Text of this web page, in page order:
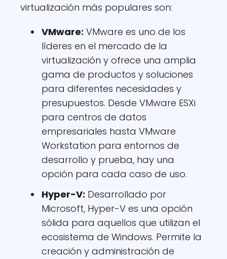
virtualización más populares son:
VMware: VMware es uno de los
líderes en el mercado de la
virtualización y ofrece una amplia
gama de productos y soluciones
para diferentes necesidades y
presupuestos. Desde VMware ESXi
para centros de datos
empresariales hasta VMware
Workstation para entornos de
desarrollo y prueba, hay una
opción para cada caso de uso.
Hyper-V: Desarrollado por
Microsoft, Hyper-V es una opción
sólida para aquellos que utilizan el
ecosistema de Windows. Permite la
creación y administración de